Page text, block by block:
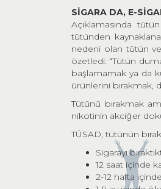
SİGARA DA, E-
Açıklamasında
tütünden
nedeni olan tütün ve
özetledi: “Tütün
başlamamak ya da
ürünlerini bırakmak,
Tütünü bırakmak
nikotinin akciğer
TÜSAD, tütünün
Sigarayı
12 saat içinde
2-12 hafta